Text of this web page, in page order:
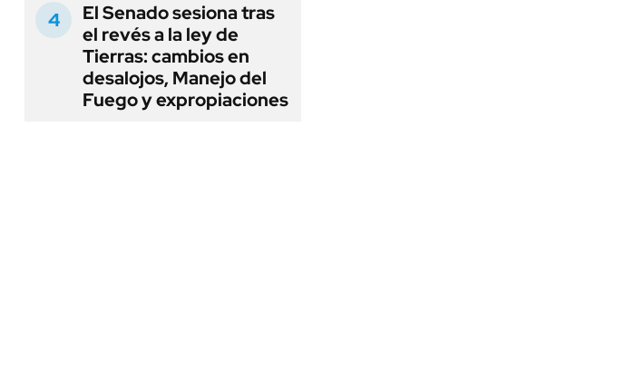
El Senado sesiona tras
el revés a la ley de
Tierras: cambios en
desalojos, Manejo del
Fuego y expropiaciones